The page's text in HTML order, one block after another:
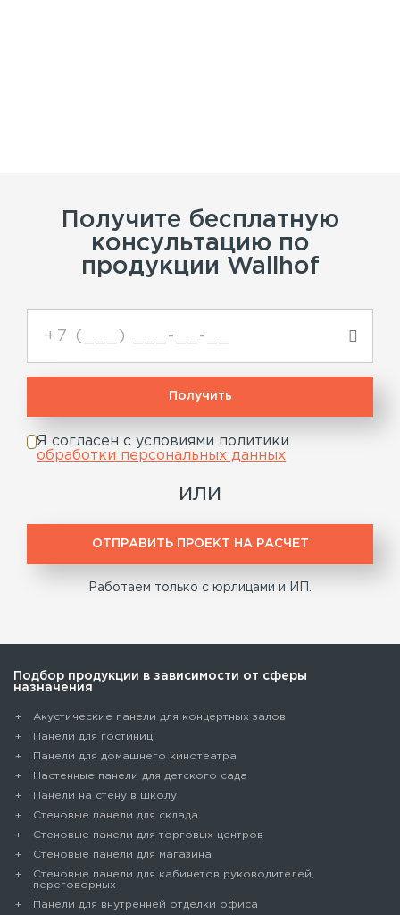
Получите бесплатную
консультацию по
продукции Wallhof
Я согласен с условиями политики
обработки персональных данных
или
ОТПРАВИТЬ ПРОЕКТ НА РАСЧЕТ
Работаем только с юрлицами и ИП.
Подбор продукции в зависимости от сферы
назначения
Акустические панели для концертных залов
Панели для гостиниц
Панели для домашнего кинотеатра
Настенные панели для детского сада
Панели на стену в школу
Стеновые панели для склада
Cтеновые панели для торговых центров
Стеновые панели для магазина
Стеновые панели для кабинетов руководителей,
переговорных
Панели для внутренней отделки офиса